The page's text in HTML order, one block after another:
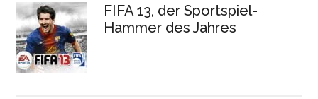
FIFA 13, der Sportspiel-
Hammer des Jahres